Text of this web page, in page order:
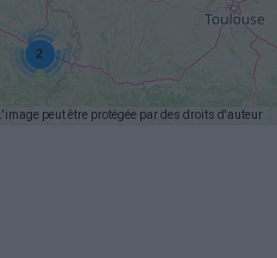
2
L'image peut être protégée par des droits d'auteur